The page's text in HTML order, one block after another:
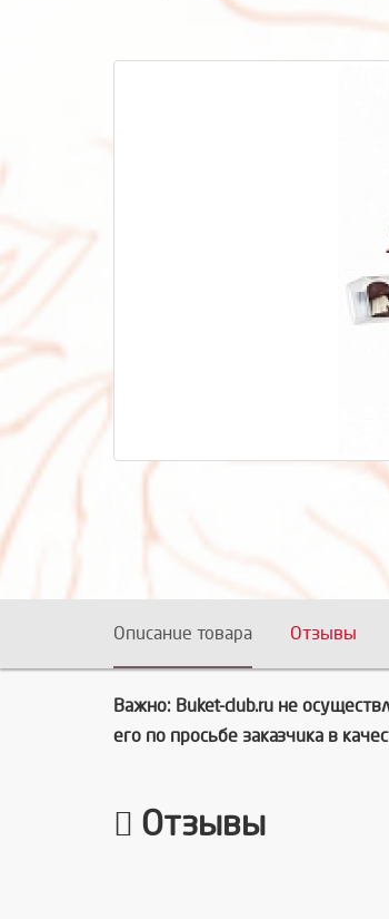
Описание товара Отзывы
Важно: Buket-club.ru не
его по просьбе заказчика в
Отзывы